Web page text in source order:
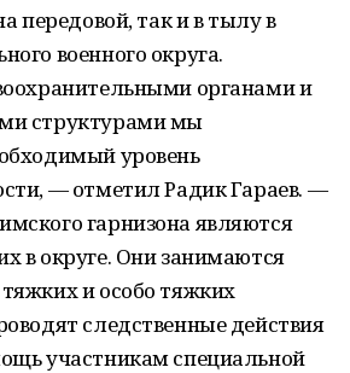
передовой, так и в тылу в
военного округа.
органами и
структурами мы
уровень
— отметил Радик Гараев. —
гарнизона являются
в округе. Они занимаются
и особо тяжких
следственные действия
участникам специальной